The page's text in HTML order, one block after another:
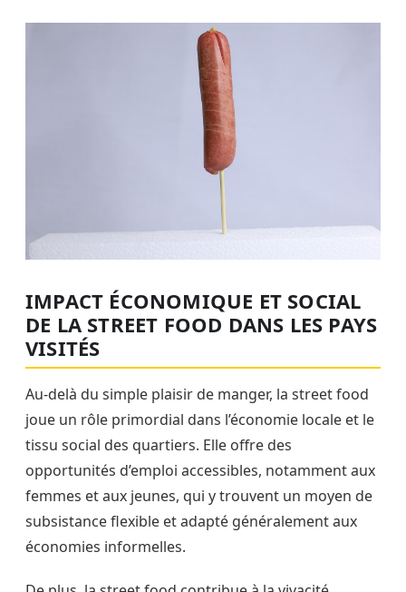
IMPACT ÉCONOMIQUE ET SOCIAL
DE LA STREET FOOD DANS LES PAYS
VISITÉS
Au-delà du simple plaisir de manger, la street food
joue un rôle primordial dans l’économie locale et le
tissu social des quartiers. Elle offre des
opportunités d’emploi accessibles, notamment aux
femmes et aux jeunes, qui y trouvent un moyen de
subsistance flexible et adapté généralement aux
économies informelles.